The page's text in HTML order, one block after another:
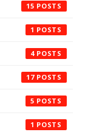
15
1
4
17
5
1